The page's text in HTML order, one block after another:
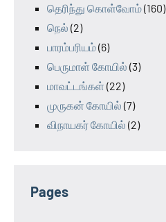
தெரிந்து கொள்வோம்(160)
நெல் (2)
பாரம்பரியம்(6)
பெருமாள் கோயில் (3)
மாவட்டங்கள் (22)
முருகன் கோயில் (7)
விநாயகர் கோயில் (2)
Pages